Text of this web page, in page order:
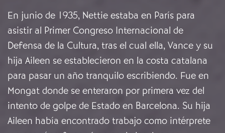
En junio de 1935, Nettie estaba en París para
asistir al Primer Congreso Internacional de
Defensa de la Cultura, tras el cual ella, Vance y su
hija Aileen se establecieron en la costa catalana
para pasar un año tranquilo escribiendo. Fue en
Mongat donde se enteraron por primera vez del
intento de golpe de Estado en Barcelona. Su hija
Aileen había encontrado trabajo como intérprete